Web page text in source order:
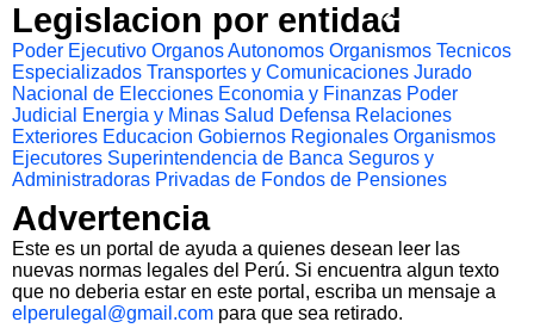
Legislacion por entidad
Poder Ejecutivo Organos Autonomos Organismos Tecnicos
Especializados Transportes y Comunicaciones Jurado
Nacional de Elecciones Economia y Finanzas Poder
Judicial
Energia y Minas Salud Defensa Relaciones
Exteriores Educacion Gobiernos Regionales Organismos
Ejecutores Superintendencia de Banca Seguros y
Administradoras Privadas de Fondos de Pensiones
Advertencia
Este es un portal de ayuda a quienes desean leer las
nuevas normas legales del Perú. Si encuentra algun texto
que no deberia estar en este portal, escriba un mensaje a
elperulegal@gmail.com para que sea retirado.